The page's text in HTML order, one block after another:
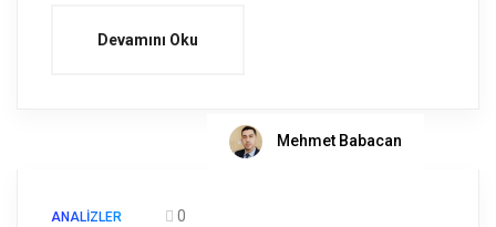
Devamını Oku
Mehmet Babacan
ANALIZLER 0